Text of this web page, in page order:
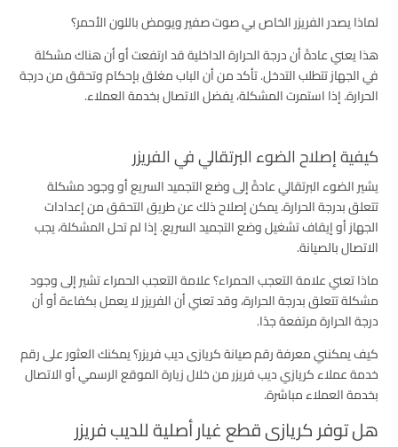
لماذا يصدر الفريزر الخاص بي صوت صفير ويومض باللون الأحمر؟
هذا يعني عادةً أن درجة الحرارة الداخلية قد ارتفعت أو أن هناك مشكلة
في الجهاز تتطلب التدخل. تأكد من أن الباب مغلق بإحكام وتحقق من درجة
الحرارة. إذا استمرت المشكلة، يفضل الاتصال بخدمة العملاء.
كيفية إصلاح الضوء البرتقالي في الفريزر
يشير الضوء البرتقالي عادةً إلى وضع التجميد السريع أو وجود مشكلة
تتعلق بدرجة الحرارة. يمكن إصلاح ذلك عن طريق التحقق من إعدادات
الجهاز أو إيقاف تشغيل وضع التجميد السريع. إذا لم تحل المشكلة، يجب
الاتصال بالصيانة.
ماذا تعني علامة التعجب الحمراء؟ علامة التعجب الحمراء تشير إلى وجود
مشكلة تتعلق بدرجة الحرارة، وقد تعني أن الفريزر لا يعمل بكفاءة أو أن
درجة الحرارة مرتفعة جدًا.
كيف يمكنني معرفة رقم صيانة كريازى ديب فريزر؟ يمكنك العثور على رقم
خدمة عملاء كريازي ديب فريزر من خلال زيارة الموقع الرسمي أو الاتصال
بخدمة العملاء مباشرة.
هل توفر كريازى قطع غيار أصلية للديب فريزر